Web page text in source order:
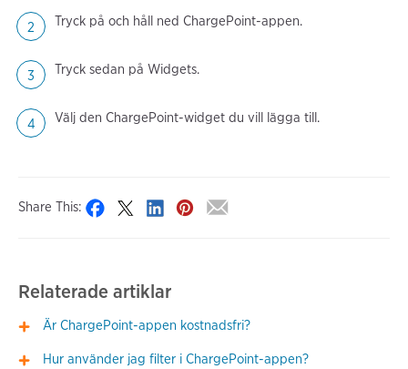
Tryck på och håll ned ChargePoint-appen.
Tryck sedan på Widgets.
Välj den ChargePoint-widget du vill lägga till.
Share This:
Relaterade artiklar
Är ChargePoint-appen kostnadsfri?
Hur använder jag filter i ChargePoint-appen?